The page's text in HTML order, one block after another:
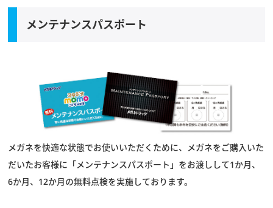
メンテナンスパスポート
メガネを快適な状態でお使いいただくために、メガネをご購入いた
だいたお客様に「メンテナンスパスポート」をお渡しして1か月、
6か月、12か月の無料点検を実施しております。